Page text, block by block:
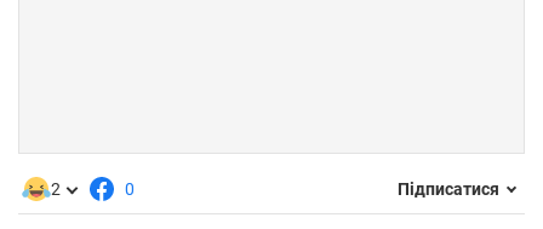
2 0 Підписатися